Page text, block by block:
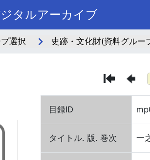
タルアーカイブ
選択 史跡・文化財(資料グルー
目録ID
タイトル. 版. 巻次 一